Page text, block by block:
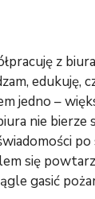
z
edukuję,
jedno –
nie bierze
się
gasić